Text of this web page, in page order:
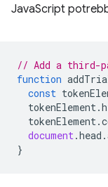
JavaScript
// Add a third-
function
const
tokenElement.
tokenElement.
document.head .
}